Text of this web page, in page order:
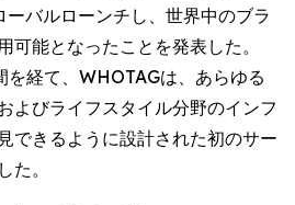
ーバルローンチし、世界中のブラ
可能となったことを発表した。
を経て、WHOTAGは、あらゆる
よびライフスタイル分野のインフ
できるように設計された初のサー
た。